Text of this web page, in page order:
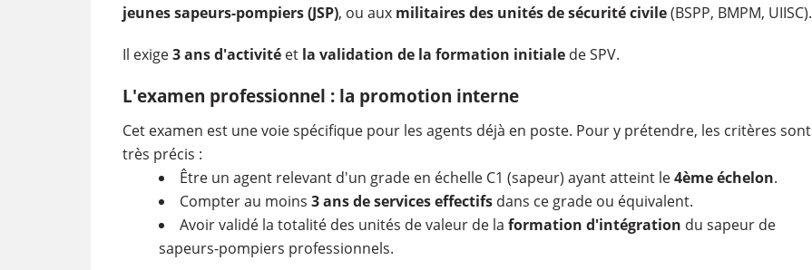
jeunes sapeurs-pompiers (JSP), ou aux militaires des unités de sécurité civile(BSPP, BMPM, UIISC).
Il exige3 ans d'activitéet la validation de la formation initialede SPV.
L'examen professionnel : la promotion interne
Cet examen est une voie spécifique pour les agents déjà en poste. Pour y prétendre, les critères sont
très précis :
Être un agent relevant d'un grade en échelle C1 (sapeur) ayant atteint le4ème échelon.
Compter au moins 3 ans de services effectifsdans ce grade ou équivalent.
Avoir validé la totalité des unités de valeur de la formation d'intégration du sapeur de
sapeurs-pompiers professionnels.